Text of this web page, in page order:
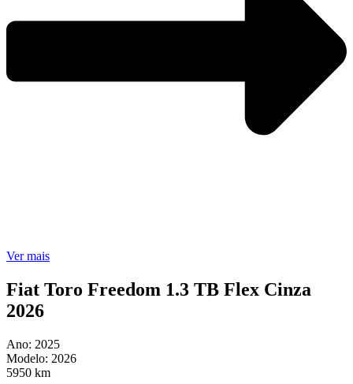
Ver mais
Fiat Toro Freedom 1.3 TB Flex Cinza
2026
Ano: 2025
Modelo: 2026
5950 km